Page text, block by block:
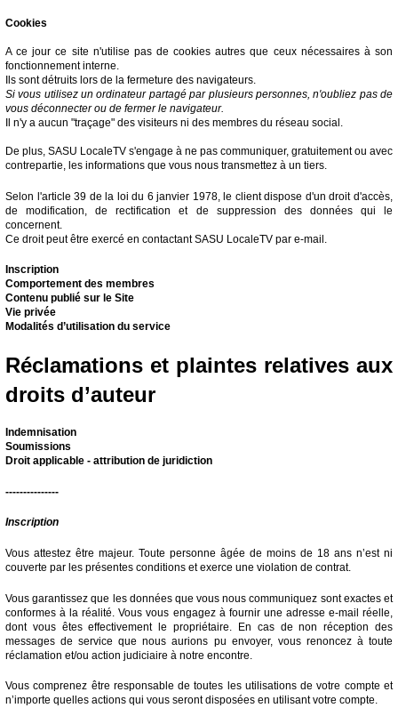
Cookies
A ce jour ce site n'utilise pas de cookies autres que ceux nécessaires à son
fonctionnement interne.
Ils sont détruits lors de la fermeture des navigateurs.
Si vous utilisez un ordinateur partagé par plusieurs personnes, n'oubliez pas de
vous déconnecter ou de fermer le navigateur.
Il n'y a aucun "traçage" des visiteurs ni des membres du réseau social.
De plus, SASU LocaleTV s'engage à ne pas communiquer, gratuitement ou avec
contrepartie, les informations que vous nous transmettez à un tiers.
Selon l'article 39 de la loi du 6 janvier 1978, le client dispose d'un droit d'accès,
de modification, de rectification et de suppression des données qui le
concernent.
Ce droit peut être exercé en contactant SASU LocaleTV par e-mail.
Inscription
Comportement des membres
Contenu publié sur le Site
Vie privée
Modalités d’utilisation du service
Réclamations et plaintes relatives aux
droits d’auteur
Indemnisation
Soumissions
Droit applicable - attribution de juridiction
---------------
Inscription
Vous attestez être majeur. Toute personne âgée de moins de 18 ans n’est ni
couverte par les présentes conditions et exerce une violation de contrat.
Vous garantissez que les données que vous nous communiquez sont exactes et
conformes à la réalité. Vous vous engagez à fournir une adresse e-mail réelle,
dont vous êtes effectivement le propriétaire. En cas de non réception des
messages de service que nous aurions pu envoyer, vous renoncez à toute
réclamation et/ou action judiciaire à notre encontre.
Vous comprenez être responsable de toutes les utilisations de votre compte et
n’importe quelles actions qui vous seront disposées en utilisant votre compte.